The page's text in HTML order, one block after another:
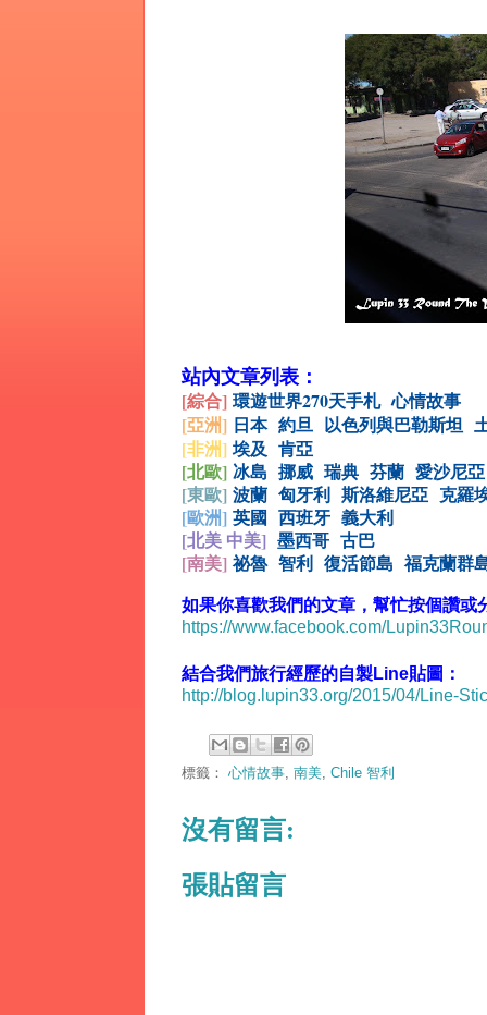
站內文章列表：
[綜合] 環遊世界270天手札 心情故事
[亞洲] 日本 約旦 以色列與巴勒斯坦
[非洲] 埃及 肯亞
[北歐] 冰島 挪威 瑞典 芬蘭 愛沙尼亞
[東歐] 波蘭 匈牙利 斯洛維尼亞 克羅
[歐洲] 英國 西班牙 義大利
[北美 中美] 墨西哥 古巴
[南美] 祕魯 智利 復活節島 福克蘭群
如果你喜歡我們的文章，幫忙按個讚或
https://www.facebook.com/
結合我們旅行經歷的自製Line貼圖：
http://blog.lupin33.org/2015/04/Line-
標籤： 心情故事 南美 Chile 智利
沒有留言:
張貼留言